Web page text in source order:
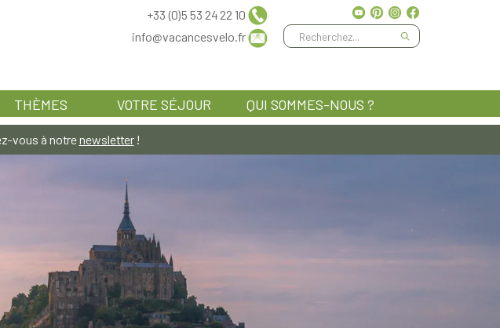
+33 (0)5 53 24 22 10
info@vacancesvelo.fr
THÈMES VOTRE SÉJOUR QUI SOMMES-NOUS ?
vous à notrenewsletter!